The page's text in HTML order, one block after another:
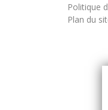
Politique
Plan du